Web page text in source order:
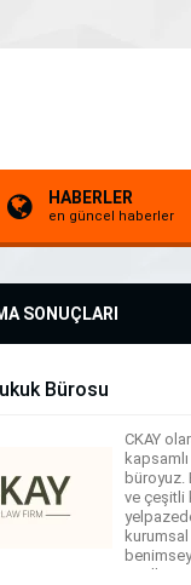
HABERLER
en güncel haberler
SONUÇLARI
Bürosu
CKAY
büroyuz.
ve çeşitli